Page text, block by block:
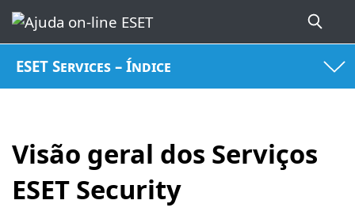
ESET Services – Índice
Visão geral dos Serviços
ESET Security